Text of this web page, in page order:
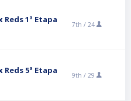
1ª Etapa
7th / 24
5ª Etapa
9th / 29